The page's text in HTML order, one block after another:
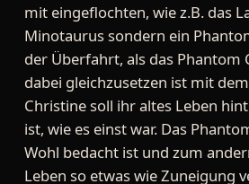
mit eingeflochten, wie z.B. das
Minotaurus sondern ein
der Überfahrt, als das
dabei gleichzusetzen ist mit
Christine soll ihr altes Leben
ist, wie es einst war. Das
Wohl bedacht ist und zum
Leben so etwas wie Zuneigung